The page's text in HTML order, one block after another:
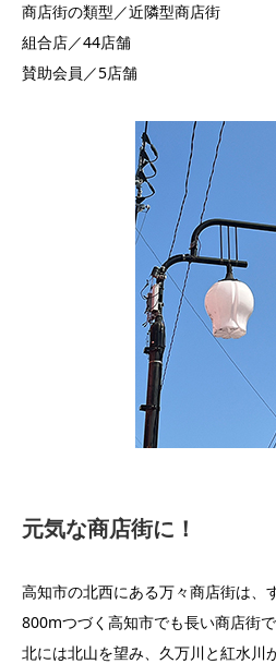
商店街の類型／近隣型商店街
組合店／44店舗
賛助会員／5店舗
元気な商店街に！
高知市の北西にある万々商店街は、
800mつづく高知市でも長い商店街で
北には北山を望み、久万川と紅水川